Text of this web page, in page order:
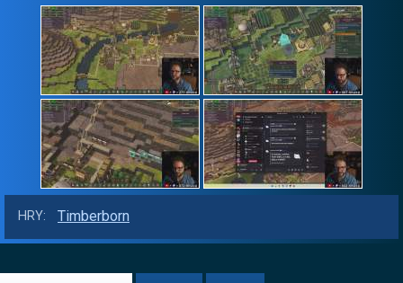
HRY: Timberborn